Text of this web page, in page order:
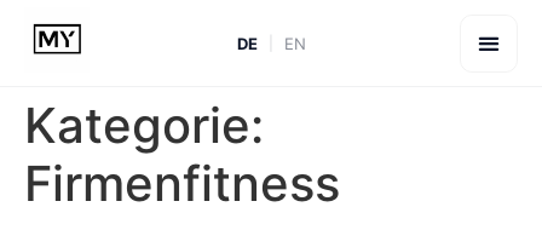
DE EN
Kategorie:
Firmenfitness